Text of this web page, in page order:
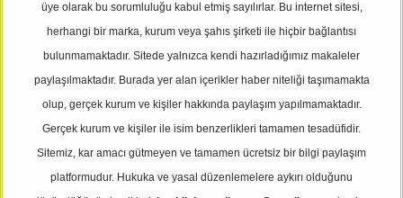
üye olarak bu sorumluluğu kabul etmiş sayılırlar. Bu internet sitesi,
herhangi bir marka, kurum veya şahıs şirketi ile hiçbir bağlantısı
bulunmamaktadır. Sitede yalnızca kendi hazırladığımız makaleler
paylaşılmaktadır. Burada yer alan içerikler haber niteliği taşımamakta
olup, gerçek kurum ve kişiler hakkında paylaşım yapılmamaktadır.
Gerçek kurum ve kişiler ile isim benzerlikleri tamamen tesadüfidir.
Sitemiz, kar amacı gütmeyen ve tamamen ücretsiz bir bilgi paylaşım
platformudur. Hukuka ve yasal düzenlemelere aykırı olduğunu